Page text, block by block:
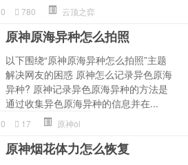
0 780 云顶之弈
原神原海异种怎么拍照
以下围绕“原神原海异种怎么拍照”主题
解决网友的困惑 原神怎么记录异色原海
异种? 原神记录异色原海异种的方法是
通过收集异色原海异种的信息并在...
0 17 原神ol
原神烟花体力怎么恢复